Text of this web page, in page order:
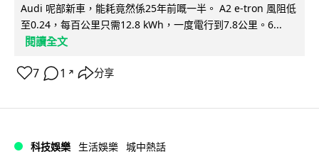
Audi 呢部新車，能耗竟然係25年前嘅一半。 A2 e-tron 風阻低
至0.24，每百公里只需12.8 kWh，一度電行到7.8公里。6...
閱讀全文
7 1 ↗ 分享
科技娛樂 生活娛樂 城中熱話